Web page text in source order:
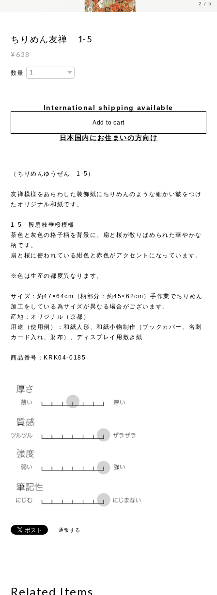
3 /5
ちりめん友禅 1-5
¥638
数量
International shipping available
Add to cart
日本国内にお住まいの方向け
（ちりめんゆうぜん 1-5）
友禅模様をあらわした装飾紙にちりめんのような細かい皺をつけ
たオリジナル和紙です。
1-5 段扇枝垂桜模様
茶色と灰色の格子柄を背景に、扇と桜が散りばめられた華やかな
柄です。
扇と桜に使われている紺色と赤色がアクセントになっています。
※色は生産の都度異なります。
サイズ：約47×64cm（柄部分：約45×62cm）手作業でちりめん
加工をしている為サイズが異なる場合がございます。
産地：オリジナル（京都）
用途（使用例）：和紙人形、和紙小物制作（ブックカバー、名刺
カード入れ、財布）、ディスプレイ用敷き紙
商品番号：KRK04-0185
通報する
Related Items